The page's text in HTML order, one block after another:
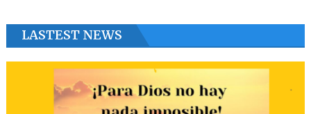
LASTEST NEWS